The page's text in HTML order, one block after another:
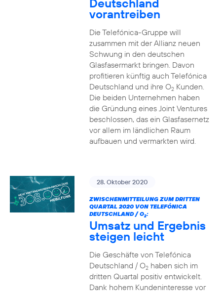
Deutschland
vorantreiben
Die Telefónica-Gruppe will
zusammen mit der Allianz neuen
Schwung in den deutschen
Glasfasermarkt bringen. Davon
profitieren künftig auch Telefónica
Deutschland und ihre O2Kunden.
Die beiden Unternehmen haben
die Gründung eines Joint Ventures
beschlossen, das ein Glasfasernetz
vor allem im ländlichen Raum
aufbauen und vermarkten wird.
28. Oktober 2020
ZWISCHENMITTEILUNG ZUM DRITTEN
QUARTAL 2020 VON TELEFÓNICA
DEUTSCHLAND / O2:
Umsatz und Ergebnis
steigen leicht
Die Geschäfte von Telefónica
Deutschland / O2haben sich im
dritten Quartal positiv entwickelt.
Dank hohem Kundeninteresse vor